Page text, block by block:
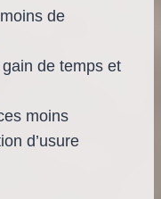
de
gain de temps et
moins
d’usure